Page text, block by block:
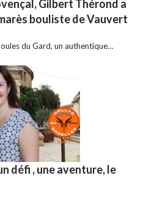
Gilbert Thérond a
bouliste de Vauvert
du Gard, un authentique…
défi , une aventure, le